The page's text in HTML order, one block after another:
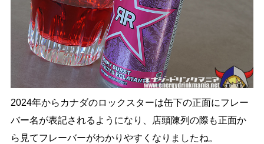
2024年からカナダのロックスターは缶下の正面にフレー
バー名が表記されるようになり、店頭陳列の際も正面か
ら見てフレーバーがわかりやすくなりましたね。